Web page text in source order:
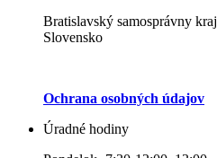
Bratislavský samosprávny kraj
Slovensko
Ochrana osobných údajov
Úradné hodiny